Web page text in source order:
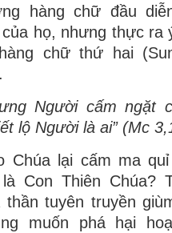
hàng chữ đầu
họ, nhưng thực ra
chữ thứ hai
Người cấm ngặt
lộ Người là ai” (Mc
Chúa lại cấm ma
Con Thiên Chúa?
thần tuyên truyền
muốn phá hại